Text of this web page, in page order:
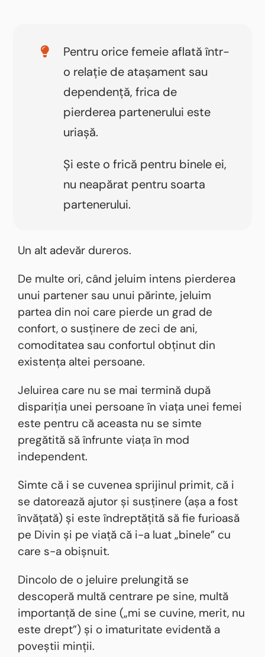
Pentru orice femeie aflată într-
o relație de atașament sau
dependență, frica de
pierderea partenerului este
uriașă.
Și este o frică pentru binele ei,
nu neapărat pentru soarta
partenerului.
Un alt adevăr dureros.
De multe ori, când jeluim intens pierderea
unui partener sau unui părinte, jeluim
partea din noi care pierde un grad de
confort, o susținere de zeci de ani,
comoditatea sau confortul obținut din
existența altei persoane.
Jeluirea care nu se mai termină după
dispariția unei persoane în viața unei femei
este pentru că aceasta nu se simte
pregătită să înfrunte viața în mod
independent.
Simte că i se cuvenea sprijinul primit, că i
se datorează ajutor și susținere (așa a fost
învățată) și este îndreptățită să fie furioasă
pe Divin și pe viață că i-a luat „binele” cu
care s-a obișnuit.
Dincolo de o jeluire prelungită se
descoperă multă centrare pe sine, multă
importanță de sine („mi se cuvine, merit, nu
este drept”) și o imaturitate evidentă a
poveștii minții.